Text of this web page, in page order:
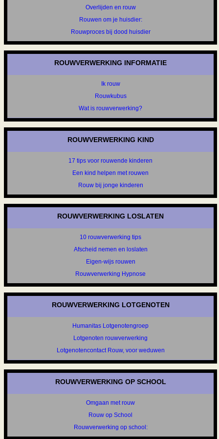
Overlijden en rouw
Rouwen om je huisdier:
Rouwproces bij dood huisdier
ROUWVERWERKING INFORMATIE
Ik rouw
Rouwkubus
Wat is rouwverwerking?
ROUWVERWERKING KIND
17 tips voor rouwende kinderen
Een kind helpen met rouwen
Rouw bij jonge kinderen
ROUWVERWERKING LOSLATEN
10 rouwverwerking tips
Afscheid nemen en loslaten
Eigen-wijs rouwen
Rouwverwerking Hypnose
ROUWVERWERKING LOTGENOTEN
Humanitas Lotgenotengroep
Lotgenoten rouwverwerking
Lotgenotencontact Rouw, voor weduwen
ROUWVERWERKING OP SCHOOL
Omgaan met rouw
Rouw op School
Rouwverwerking op school: